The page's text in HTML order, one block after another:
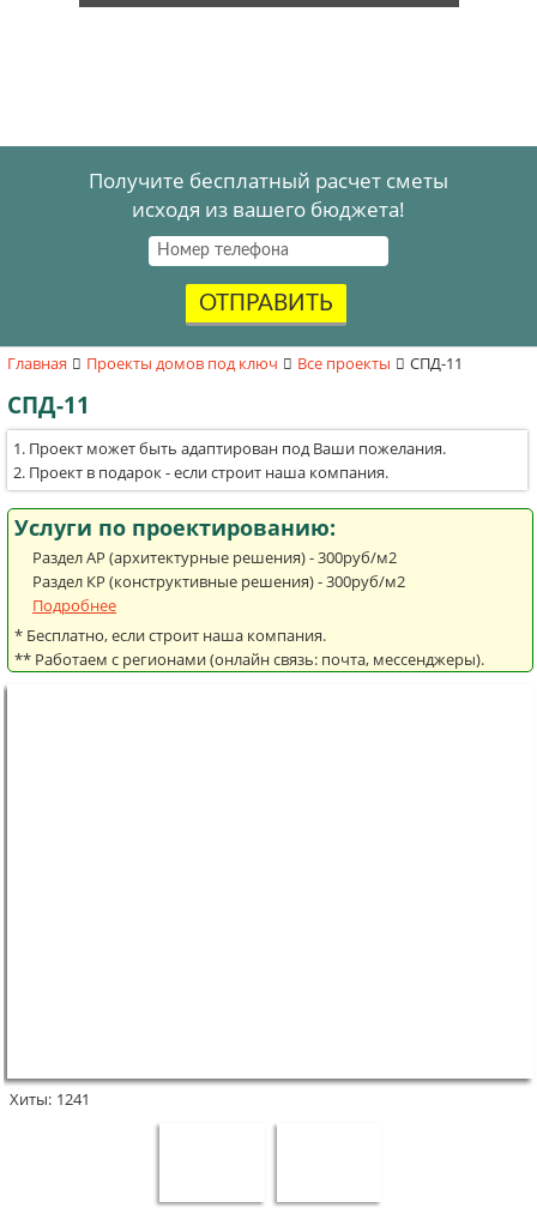
Получите бесплатный расчет сметы
исходя из вашего бюджета!
ОТПРАВИТЬ
Главная Проекты домов под ключ Все проекты СПД-11
СПД-11
Проект может быть адаптирован под Ваши пожелания.
Проект в подарок - если строит наша компания.
Услуги по проектированию:
Раздел АР (архитектурные решения) - 300руб/м2
Раздел КР (конструктивные решения) - 300руб/м2
Подробнее
* Бесплатно, если строит наша компания.
** Работаем с регионами (онлайн связь: почта, мессенджеры).
Хиты: 1241